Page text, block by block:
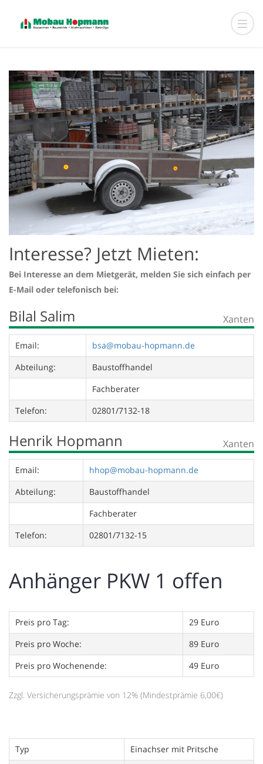
Interesse? Jetzt Mieten:
Bei Interesse an dem Mietgerät, melden Sie sich einfach per
E-Mail oder telefonisch bei:
Bilal Salim Xanten
Email:
bsa@mobau-hopmann.de
Abteilung:
Baustoffhandel
Fachberater
Telefon:
02801/7132-18
Henrik Hopmann Xanten
Email:
hhop@mobau-hopmann.de
Abteilung:
Baustoffhandel
Fachberater
Telefon:
02801/7132-15
Anhänger PKW 1 offen
Preis pro Tag:
29 Euro
Preis pro Woche:
89 Euro
Preis pro Wochenende:
49 Euro
Zzgl. Versicherungsprämie von 12% (Mindestprämie 6,00€)
Typ
Einachser mit Pritsche